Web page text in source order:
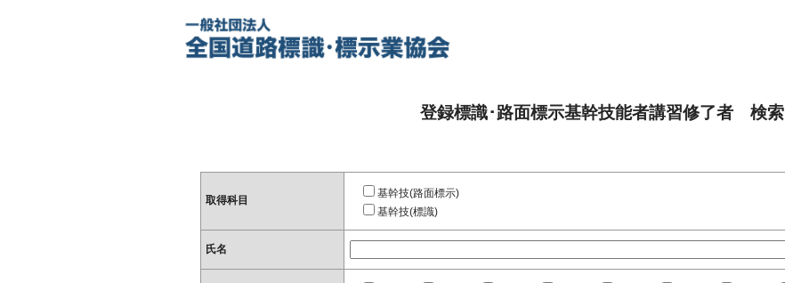
登録標識･路面標示基幹技能者講習修了者 検索
取得科目
基幹技(路面標示)
基幹技(標識)
氏名